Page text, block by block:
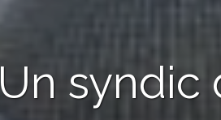
Un syndic